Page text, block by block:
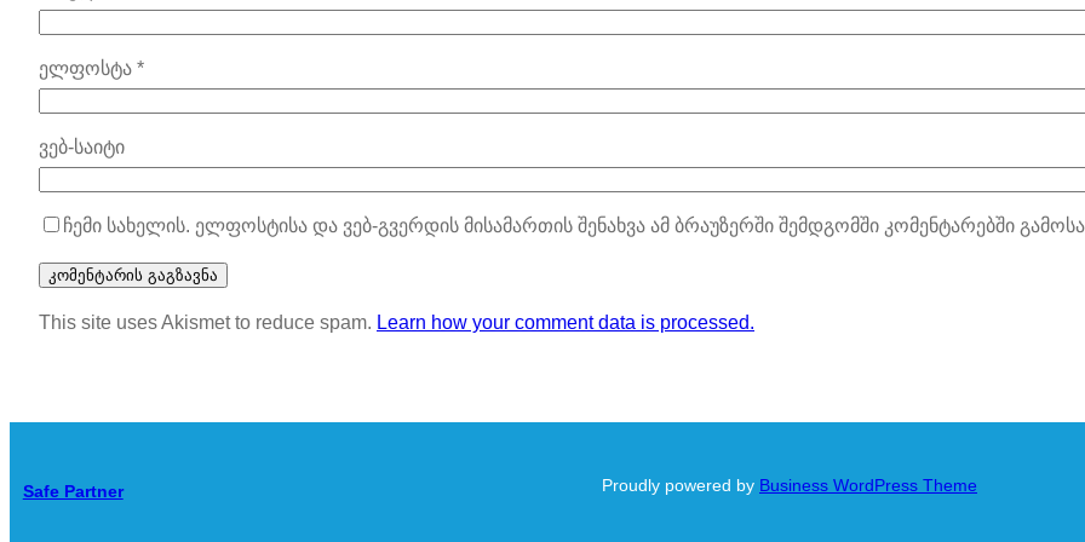
ელფოსტა *
ვებ-საიტი
ჩემი სახელის. ელფოსტისა და ვებ-გვერდის მისამართის შენახვა ამ ბრაუზერში შემდგომში კომენტარებში
This site uses Akismet to reduce spam. Learn how your comment data is processed.
Safe Partner Proudly powered by Business WordPress Theme